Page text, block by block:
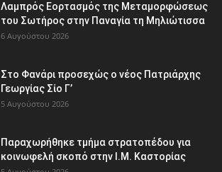
Λαμπρός Εορτασμός της Μεταμορφώσεως
του Σωτήρος στην Παναγία τη Μηλιώτισσα
6 Αυγούστου 2026
Στο Φανάρι προσεχώς ο νέος Πατριάρχης
Γεωργίας Σίο Γ’
5 Αυγούστου 2026
Παραχωρήθηκε τμήμα στρατοπέδου για
κοινωφελή σκοπό στην Ι.Μ. Καστορίας